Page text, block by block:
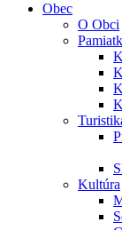
Obec
O Obci
Kultúra